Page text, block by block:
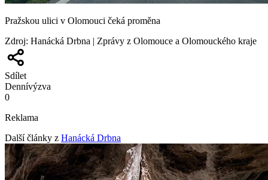
Pražskou ulici v Olomouci čeká proměna
Zdroj: Hanácká Drbna | Zprávy z Olomouce a Olomouckého kraje
Sdílet
Dennívýzva
0
Reklama
Další články z Hanácká Drbna